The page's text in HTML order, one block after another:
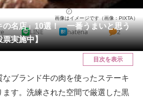
リサーチ
の名店」10選！ 一番うまいと思う
票実施中】
画像はイメージです（画像：PIXTA）
LINE hatena 2
目次を表示
ブランド牛の肉を使ったステーキ
ます。洗練された空間で厳選した黒